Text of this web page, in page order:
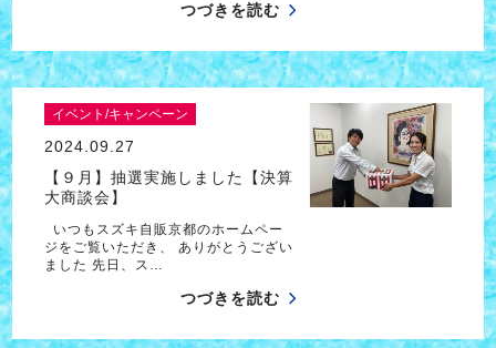
つづきを読む
イベント/キャンペーン
2024.09.27
【９月】抽選実施しました【決算
大商談会】
いつもスズキ自販京都のホームペー
ジをご覧いただき、 ありがとうござい
ました 先日、ス…
つづきを読む